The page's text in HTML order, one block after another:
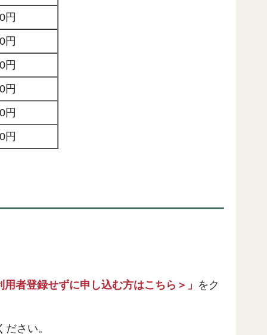
円
円
円
円
円
円
用者登録せずに申し込む方はこちら＞」 をク
さい。